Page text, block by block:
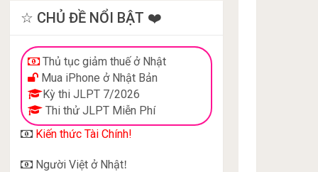
☆ CHỦ ĐỀ NỔI BẬT ❤️
Thủ tục giảm thuế ở Nhật
Mua iPhone ở Nhật Bản
Kỳ thi JLPT 7/2026
Thi thử JLPT Miễn Phí
Kiến thức Tài Chính!
Người Việt ở Nhật!